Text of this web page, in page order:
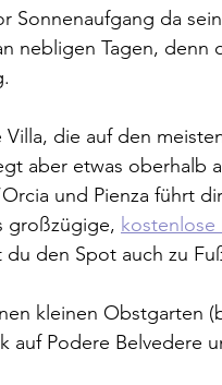
Sonnenaufgang da
nebligen Tagen, denn
die auf den
aber etwas oberhalb
und Pienza führt
großzügige, kostenlose
den Spot auch zu
kleinen Obstgarten
auf Podere Belvedere